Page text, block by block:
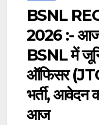
BSNL
2026 :- आज
BSNL में
ऑफिसर
भर्ती, आवेदन
आज